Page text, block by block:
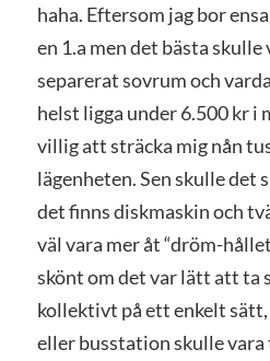
haha. Eftersom jag bor
en 1.a men det bästa skulle
separerat sovrum och
helst ligga under 6.500 kr i
villig att sträcka mig nån
lägenheten. Sen skulle det
det finns diskmaskin och
väl vara mer åt “dröm-
skönt om det var lätt att ta
kollektivt på ett enkelt
eller busstation skulle vara